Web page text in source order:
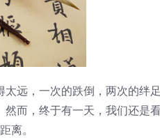
远，一次的跌倒，两次的绊足
而，终于有一天，我们还是
离。